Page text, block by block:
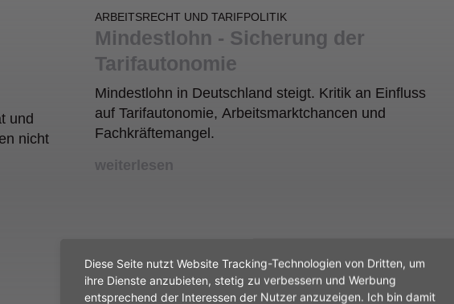
und
nicht
ARBEITSRECHT UND TARIFPOLITIK
Mindestlohn - Sicherung der
Tarifautonomie
Mindestlohn in Deutschland steigt. Kritik an Einfluss
auf Tarifautonomie, Arbeitsmarktchancen und
Fachkräftemangel.
weiterlesen
WEITERE STANDPUNKTE
Diese Seite nutzt Website Tracking-Technologien von Dritten, um
ihre Dienste anzubieten, stetig zu verbessern und Werbung
entsprechend der Interessen der Nutzer anzuzeigen. Ich bin damit